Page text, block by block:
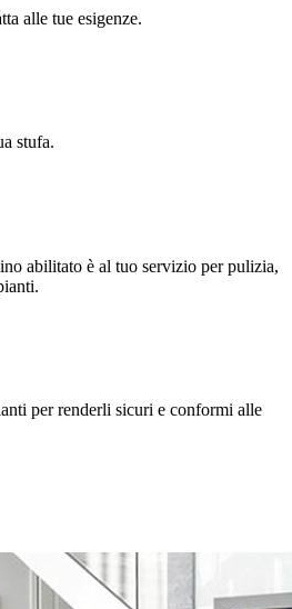
alle tue esigenze.
stufa.
abilitato è al tuo servizio per pulizia,
per renderli sicuri e conformi alle